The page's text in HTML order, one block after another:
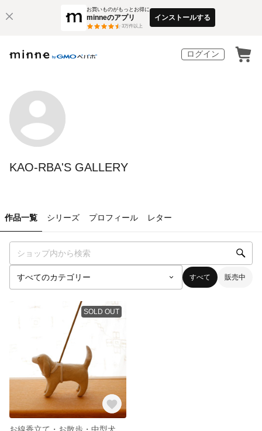
お買いものがもっとお得に
minneのアプリ
3万件以上
インストールする
ログイン
KAO-RBA'S GALLERY
作品一覧 シリーズ プロフィール レター
すべて 販売中
SOLD OUT